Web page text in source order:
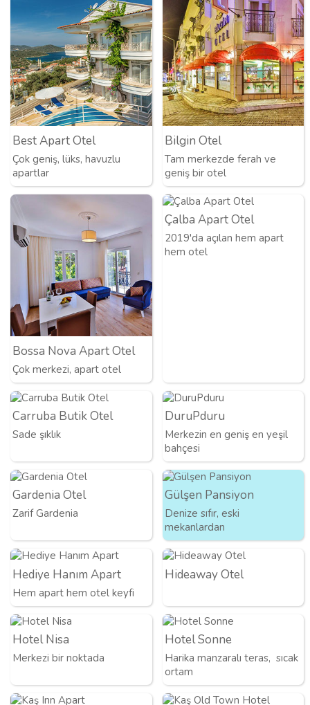
Best Apart Otel
Çok geniş, lüks, havuzlu
apartlar
Bilgin Otel
Tam merkezde ferah ve
geniş bir otel
Bossa Nova Apart Otel
Çok merkezi, apart otel
Çalba Apart Otel
2019'da açılan hem apart
hem otel
Carruba Butik Otel
Sade şıklık
DuruPduru
Merkezin en geniş en yeşil
bahçesi
Gardenia Otel
Zarif Gardenia
Gülşen Pansiyon
Denize sıfır, eski
mekanlardan
Hediye Hanım Apart
Hem apart hem otel keyfi
Hideaway Otel
Hotel Nisa
Merkezi bir noktada
Hotel Sonne
Harika manzaralı teras, sıcak
ortam